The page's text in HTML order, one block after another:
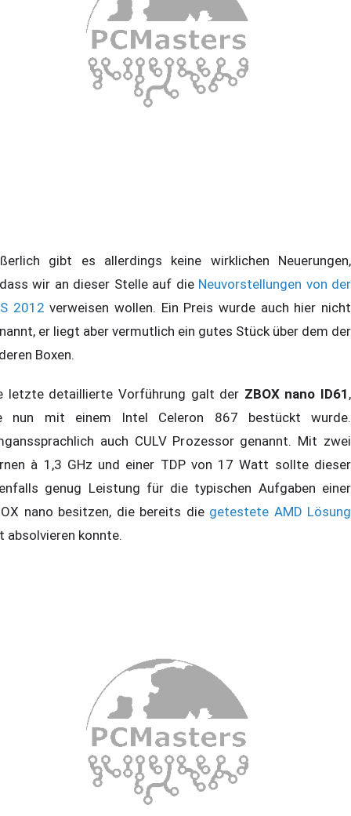
gibt es allerdings keine wirklichen Neuerungen,
wir an dieser Stelle auf die Neuvorstellungen von der
2012 verweisen wollen. Ein Preis wurde auch hier nicht
er liegt aber vermutlich ein gutes Stück über dem der
Boxen.
letzte detaillierte Vorführung galt der ZBOX nano ID61 ,
nun mit einem Intel Celeron 867 bestückt wurde.
auch CULV Prozessor genannt. Mit zwei
à 1,3 GHz und einer TDP von 17 Watt sollte dieser
genug Leistung für die typischen Aufgaben einer
nano besitzen, die bereits die getestete AMD Lösung
absolvieren konnte.